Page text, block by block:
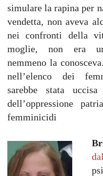
simulare la rapina per
vendetta, non aveva
nei confronti della
moglie, non era
nemmeno la
nell’elenco dei
sarebbe stata uccisa
dell’oppressione
femminicidi